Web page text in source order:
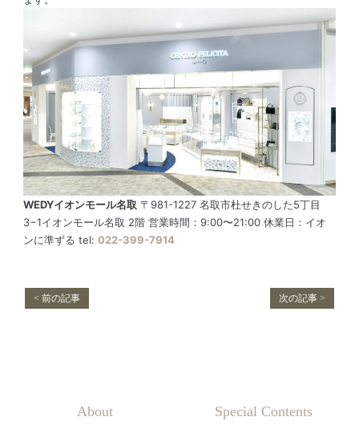
WEDYイオンモール名取 〒981-1227 名取市杜せきのした5丁目
3−1イオンモール名取 2階 営業時間：9:00〜21:00 休業日：イオ
ンに準ずる tel: 022-399-7914
< 前の記事 次の記事 >
About Special Contents